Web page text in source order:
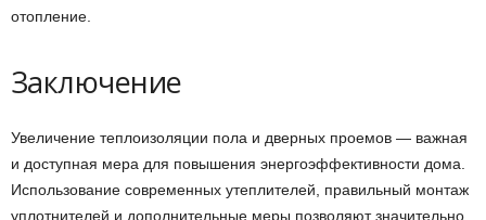
отопление.
Заключение
Увеличение теплоизоляции пола и дверных проемов — важная
и доступная мера для повышения энергоэффективности дома.
Использование современных утеплителей, правильный монтаж
уплотнителей и дополнительные меры позволяют значительно